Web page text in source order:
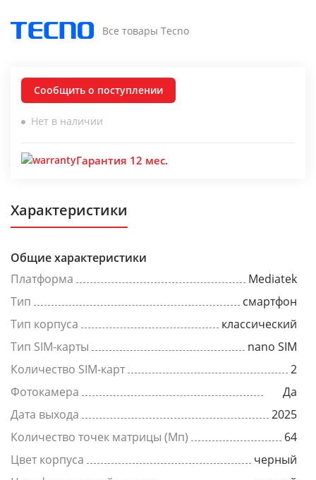
Все товары Tecno
Сообщить о поступлении
Нет в наличии
Гарантия 12 мес.
Характеристики
Общие характеристики
Платформа
Mediatek
Тип
смартфон
Тип корпуса
классический
Тип SIM-карты
nano SIM
Количество SIM-карт
2
Фотокамера
Да
Дата выхода
2025
Количество точек матрицы (Мп)
64
Цвет корпуса
черный